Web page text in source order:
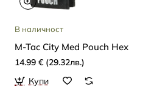
В наличност
M-Tac City Med Pouch Hex
14.99 € (29.32лв.)
Купи